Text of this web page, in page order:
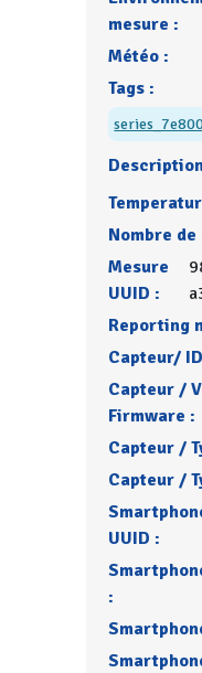
mesure :
Météo :
Tags :
Nombre de
Mesure
UUID :
Reporting
Capteur/
Capteur /
Firmware :
Capteur /
Capteur /
UUID :
: